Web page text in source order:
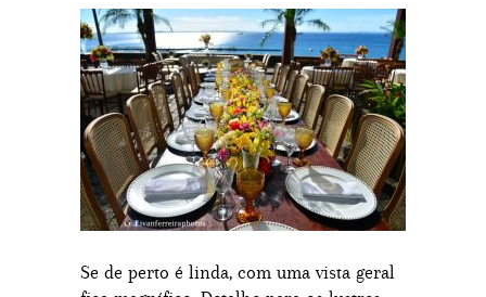
Se de perto é linda, com uma vista geral